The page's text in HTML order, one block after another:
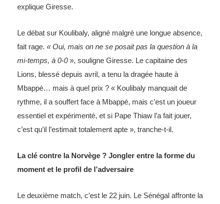
explique Giresse.
Le débat sur Koulibaly, aligné malgré une longue absence,
fait rage. « Oui, mais on ne se posait pas la question à la
mi-temps, à 0-0», souligne Giresse. Le capitaine des
Lions, blessé depuis avril, a tenu la dragée haute à
Mbappé… mais à quel prix ? « Koulibaly manquait de
rythme, il a souffert face à Mbappé, mais c’est un joueur
essentiel et expérimenté, et si Pape Thiaw l’a fait jouer,
c’est qu’il l’estimait totalement apte », tranche-t-il.
La clé contre la Norvège ? Jongler entre la forme du
moment et le profil de l’adversaire
Le deuxième match, c’est le 22 juin. Le Sénégal affronte la